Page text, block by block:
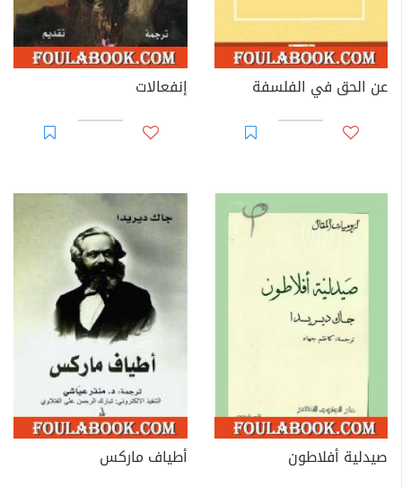
عن الحق في الفلسفة إنفعالات
صيدلية أفلاطون أطياف ماركس